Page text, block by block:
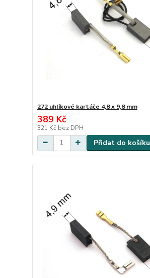
272 uhlíkové kartáče 4,8 x 9,8 mm
389 Kč
321 Kč bez DPH
Přidat do košíku